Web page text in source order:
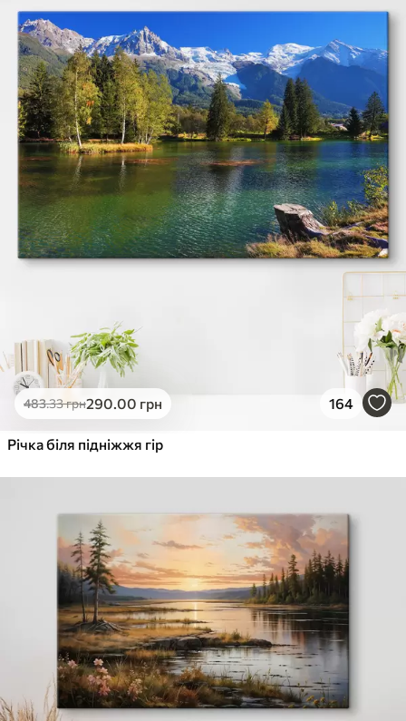
✓Яскраві, насичені кольори
✓Стійкість до вицвітання
✓Безпечне чорнило без запаху
✗Поверхня з текстурою полотна
✗Екологічний матеріал
Преміум
Від 363.00
✓Яскраві, насичені кольори
✓Стійкість до вицвітання
✓Безпечне чорнило без запаху
Еко-Преміум
Від 455.00
✓Яскраві, насичені кольори
✓Стійкість до вицвітання
✓ Безпечне чорнило без запаху
✓Поверхня з текстурою полотна
483.33грн290.00 грн 164
Річка біля підніжжя гір